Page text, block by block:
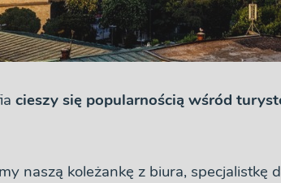
cieszy się popularnością wśród
naszą koleżankę z biura, specjalistkę